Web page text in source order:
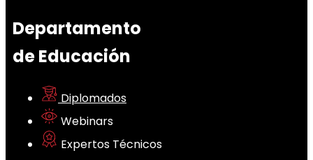
Departamento
de Educación
Diplomados
Webinars
Expertos Técnicos